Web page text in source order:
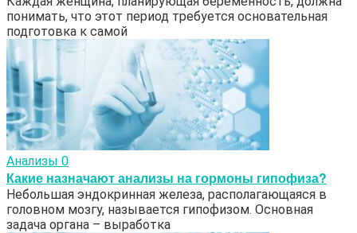
понимать, что этот период требуется основательная
подготовка к самой
Анализы 0
Какие назначают анализы на гормоны гипофиза?
Небольшая эндокринная железа, располагающаяся в
головном мозгу, называется гипофизом. Основная
задача органа – выработка